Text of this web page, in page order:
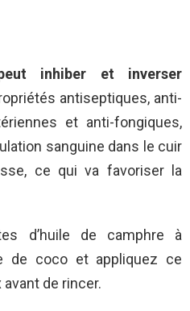
inhiber et inverser
antiseptiques, anti-
et anti-fongiques,
sanguine dans le cuir
ce qui va favoriser la
d’huile de camphre à
de coco et appliquez ce
de rincer.